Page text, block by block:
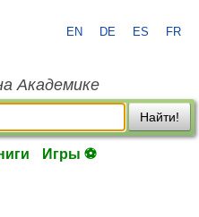
EN DE ES FR
Академике
Найти!
Игры ⚽